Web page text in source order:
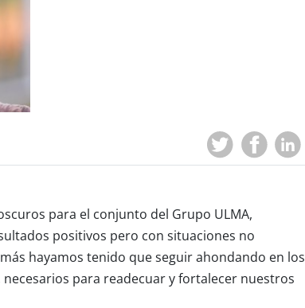
para el conjunto del Grupo ULMA,
positivos pero con situaciones no
hayamos tenido que seguir ahondando en los
para readecuar y fortalecer nuestros